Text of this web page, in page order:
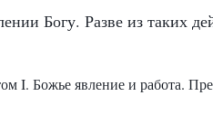
Богу. Разве из таких
I. Божье явление и работа.